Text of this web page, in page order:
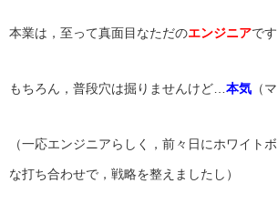
本業は，至って真面目なただのエンジニアです
もちろん，普段穴は掘りませんけど… 本気 （
（一応エンジニアらしく，前々日にホワイト
な打ち合わせで，戦略を整えましたし）